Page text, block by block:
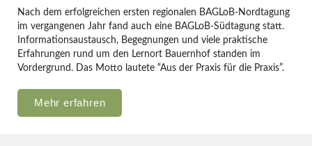
Nach dem erfolgreichen ersten regionalen BAGLoB-Nordtagung
im vergangenen Jahr fand auch eine BAGLoB-Südtagung statt.
Informationsaustausch, Begegnungen und viele praktische
Erfahrungen rund um den Lernort Bauernhof standen im
Vordergrund. Das Motto lautete “Aus der Praxis für die Praxis”.
Mehr erfahren